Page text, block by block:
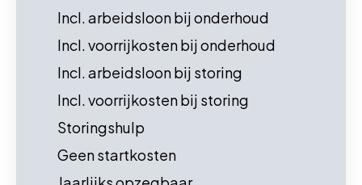
Incl. arbeidsloon bij onderhoud
Incl. voorrijkosten bij onderhoud
Incl. arbeidsloon bij storing
Incl. voorrijkosten bij storing
Storingshulp
Geen startkosten